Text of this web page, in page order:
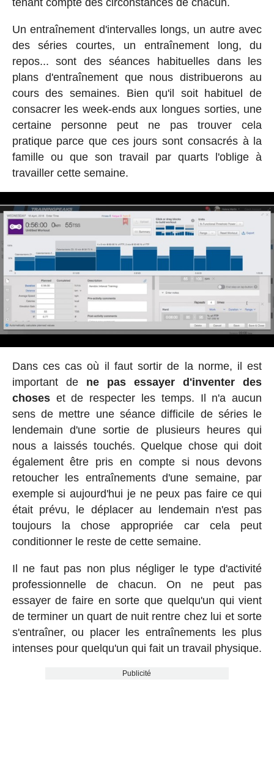
Un entraînement d'intervalles longs, un autre avec
des séries courtes, un entraînement long, du
repos... sont des séances habituelles dans les
plans d'entraînement que nous distribuerons au
cours des semaines. Bien qu'il soit habituel de
consacrer les week-ends aux longues sorties, une
certaine personne peut ne pas trouver cela
pratique parce que ces jours sont consacrés à la
famille ou que son travail par quarts l'oblige à
travailler cette semaine.
Dans ces cas où il faut sortir de la norme, il est
important de ne pas essayer d'inventer des
choseset de respecter les temps. Il n'a aucun
sens de mettre une séance difficile de séries le
lendemain d'une sortie de plusieurs heures qui
nous a laissés touchés. Quelque chose qui doit
également être pris en compte si nous devons
retoucher les entraînements d'une semaine, par
exemple si aujourd'hui je ne peux pas faire ce qui
était prévu, le déplacer au lendemain n'est pas
toujours la chose appropriée car cela peut
conditionner le reste de cette semaine.
Il ne faut pas non plus négliger le type d'activité
professionnelle de chacun. On ne peut pas
essayer de faire en sorte que quelqu'un qui vient
de terminer un quart de nuit rentre chez lui et sorte
s'entraîner, ou placer les entraînements les plus
intenses pour quelqu'un qui fait un travail physique.
Publicité